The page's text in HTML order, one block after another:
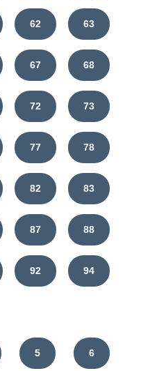
62 63
67 68
72 73
77 78
82 83
87 88
92 94
5 6